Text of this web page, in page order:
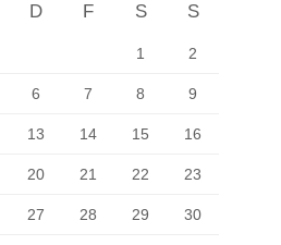
D F S S
1 2
6 7 8 9
13 14 15 16
20 21 22 23
27 28 29 30